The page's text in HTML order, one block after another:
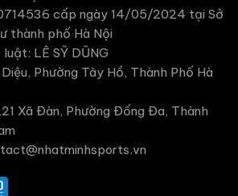
cấp ngày 14/05/2024 tại Sở
thành phố Hà Nội
LÊ SỸ DŨNG
Phường Tây Hồ, Thành Phố Hà
Xã Đàn, Phường Đống Đa, Thành